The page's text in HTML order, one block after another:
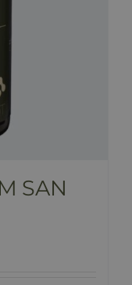
SAN